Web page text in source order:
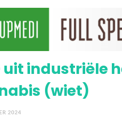
De 7 belangrijkste
uit industriële
(wiet)
2024